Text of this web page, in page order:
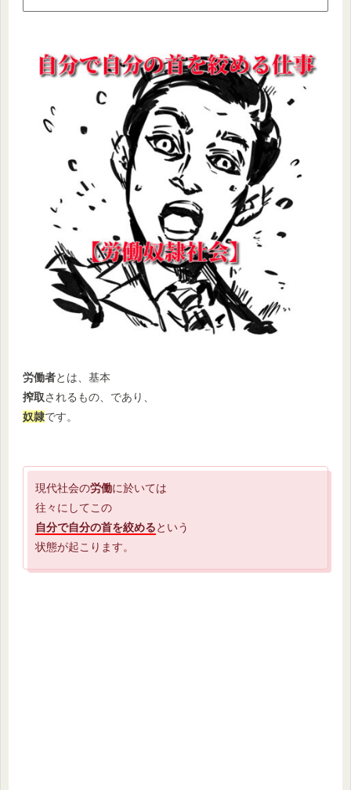
労働者とは、基本
搾取されるもの、であり、
奴隷です。
現代社会の労働に於いては
往々にしてこの
自分で自分の首を絞めるという
状態が起こります。